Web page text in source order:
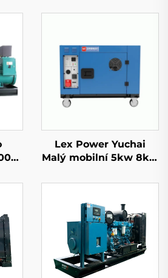
Lex Power Yuchai
Malý mobilní 5kw 8kw
generátor Tichý 1/3